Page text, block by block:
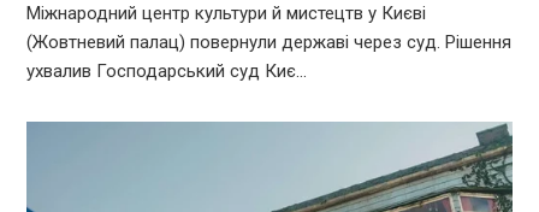
Міжнародний центр культури й мистецтв у Києві
(Жовтневий палац) повернули державі через суд. Рішення
ухвалив Господарський суд Киє...